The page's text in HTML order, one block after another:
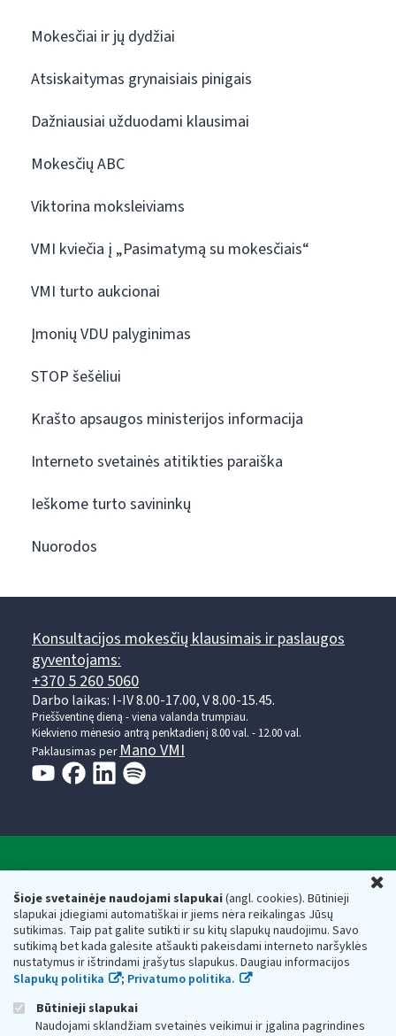
Šioje svetainėje naudojami slapukai(angl. cookies). Būtinieji
slapukai įdiegiami automatiškai ir jiems nėra reikalingas Jūsų
sutikimas. Taip pat galite sutikti ir su kitų slapukų naudojimu. Savo
sutikimą bet kada galėsite atšaukti pakeisdami interneto naršyklės
nustatymus ir ištrindami įrašytus slapukus. Daugiau informacijos
Slapukų politika
; Privatumo politika.
Būtinieji slapukai
Naudojami sklandžiam svetainės veikimui ir įgalina pagrindines
Mokesčiai ir jų dydžiai
Atsiskaitymas grynaisiais pinigais
Dažniausiai užduodami klausimai
Mokesčių ABC
Viktorina moksleiviams
VMI kviečia į „Pasimatymą su mokesčiais“
VMI turto aukcionai
Įmonių VDU palyginimas
STOP šešėliui
Krašto apsaugos ministerijos informacija
Interneto svetainės atitikties paraiška
Ieškome turto savininkų
Nuorodos
Konsultacijos mokesčių klausimais ir paslaugos
gyventojams:
+370 5 260 5060
Darbo laikas: I-IV 8.00-17.00, V 8.00-15.45.
Prieššventinę dieną - viena valanda trumpiau.
Kiekvieno mėnesio antrą penktadienį 8.00 val. - 12.00 val.
Paklausimas perMano VMI
Valstybinė mokesčių inspekcija prie Lietuvos
Respublikos finansų ministerijos
Biudžetinė įstaiga. Juridinio asmens kodas — 188659752,
adresas: Vasario 16-osios g. 14, 01107 Vilnius, Lietuva, el.paštas:
vmi@vmi.lt , E. pristatymo dėžutės adresas 188659752
Duomenys apie Valstybinę mokesčių inspekciją prie Lietuvos
Respublikos finansų ministerijos kaupiami ir saugomi Juridinių